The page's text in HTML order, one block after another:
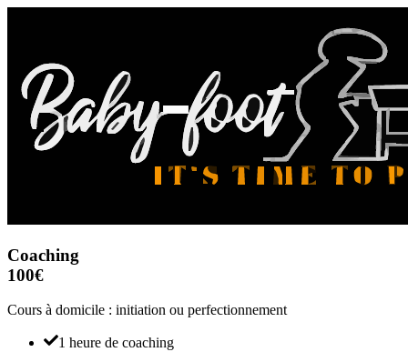
Coaching
100€
Cours à domicile : initiation ou perfectionnement
1 heure de coaching